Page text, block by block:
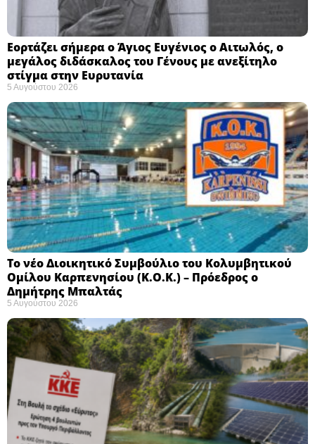
Εορτάζει σήμερα ο Άγιος Ευγένιος ο Αιτωλός, ο
μεγάλος διδάσκαλος του Γένους με ανεξίτηλο
στίγμα στην Ευρυτανία
5 Αυγούστου 2026
Το νέο Διοικητικό Συμβούλιο του Κολυμβητικού
Ομίλου Καρπενησίου (Κ.Ο.Κ.) – Πρόεδρος ο
Δημήτρης Μπαλτάς
5 Αυγούστου 2026